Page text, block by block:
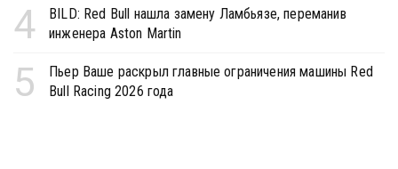
4
BILD: Red Bull нашла замену Ламбьязе, переманив
инженера Aston Martin
5
Пьер Ваше раскрыл главные ограничения машины Red
Bull Racing 2026 года